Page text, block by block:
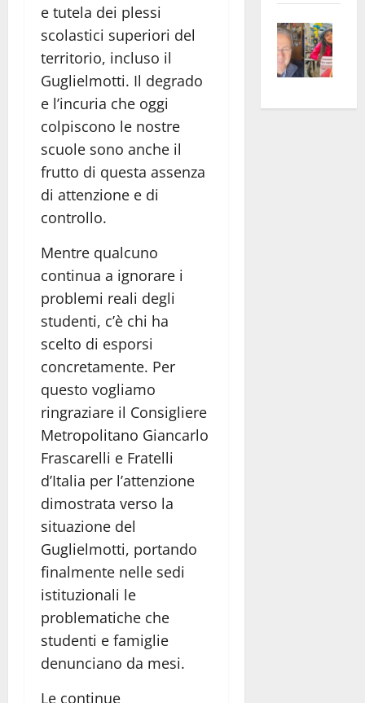
e tutela dei plessi
scolastici superiori del
territorio, incluso il
Guglielmotti. Il degrado
e l’incuria che oggi
colpiscono le nostre
scuole sono anche il
frutto di questa assenza
di attenzione e di
controllo.
Mentre qualcuno
continua a ignorare i
problemi reali degli
studenti, c’è chi ha
scelto di esporsi
concretamente. Per
questo vogliamo
ringraziare il Consigliere
Metropolitano Giancarlo
Frascarelli e Fratelli
d’Italia per l’attenzione
dimostrata verso la
situazione del
Guglielmotti, portando
finalmente nelle sedi
istituzionali le
problematiche che
studenti e famiglie
denunciano da mesi.
Le continue
euro
apre